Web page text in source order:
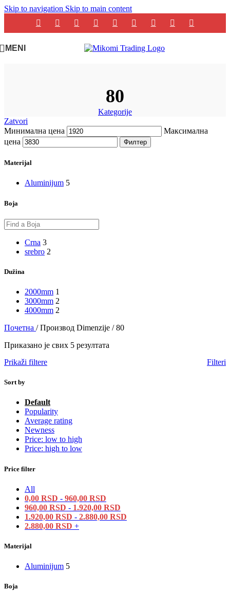
Skip to navigation Skip to main content
MENI
80
Kategorije
Zatvori
Минимална цена
Максимална
цена
Филтер
Materijal
Aluminijum 5
Boja
Crna 3
srebro 2
Dužina
2000mm 1
3000mm 2
4000mm 2
Почетна / Производ Dimenzije / 80
Приказано је свих 5 резултата
Prikaži filtere
Filteri
Sort by
Default
Popularity
Average rating
Newness
Price: low to high
Price: high to low
Price filter
All
0,00 RSD - 960,00 RSD
960,00 RSD - 1.920,00 RSD
1.920,00 RSD - 2.880,00 RSD
2.880,00 RSD +
Materijal
Aluminijum 5
Boja